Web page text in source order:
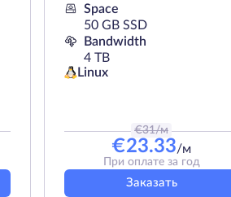
Space
50 GB SSD
Bandwidth
4 TB
Linux
€31/м
€23.33/м
При оплате за год
Заказать